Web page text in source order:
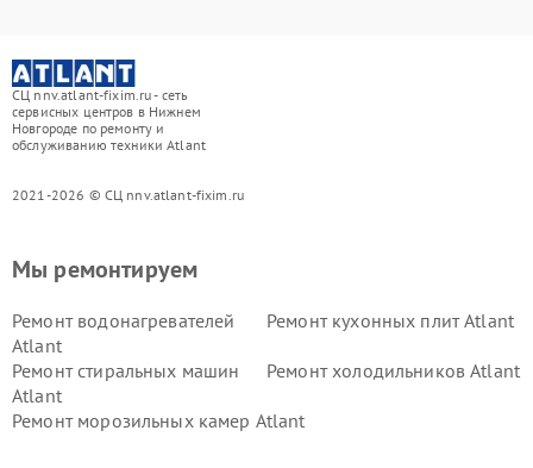
СЦ nnv.atlant-fixim.ru - сеть
сервисных центров в Нижнем
Новгороде по ремонту и
обслуживанию техники Atlant
2021-2026 © СЦ nnv.atlant-fixim.ru
Мы ремонтируем
Ремонт водонагревателей
Atlant
Ремонт кухонных плит Atlant
Ремонт стиральных машин
Atlant
Ремонт холодильников Atlant
Ремонт морозильных камер Atlant